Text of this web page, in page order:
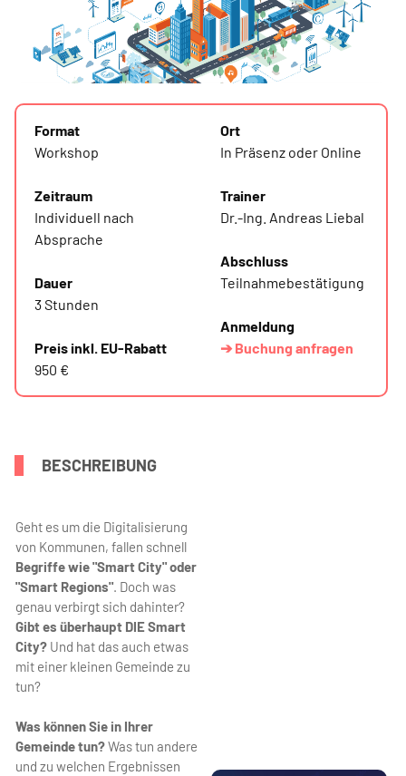
Format
Workshop
Zeitraum
Individuell nach
Absprache
Dauer
3 Stunden
Preis inkl. EU-Rabatt
950 €
Ort
In Präsenz oder Online
Trainer
Dr.-Ing. Andreas Liebal
Abschluss
Teilnahmebestätigung
Anmeldung
➔ Buchung anfragen
BESCHREIBUNG
Geht es um die Digitalisierung
von Kommunen, fallen schnell
Begriffe wie "Smart City" oder
"Smart Regions". Doch was
genau verbirgt sich dahinter?
Gibt es überhaupt DIE Smart
City? Und hat das auch etwas
mit einer kleinen Gemeinde zu
tun?
Was können Sie in Ihrer
Gemeinde tun?Was tun andere
und zu welchen Ergebnissen